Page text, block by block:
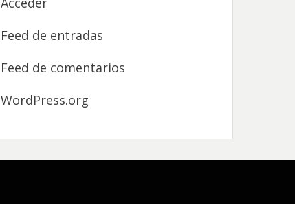
Feed de entradas
Feed de comentarios
WordPress.org